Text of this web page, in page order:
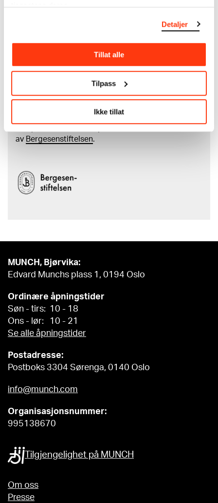
tjenestene deres.
Detaljer
Tillat alle
Tilpass
Ikke tillat
Les mer om arbeidet med å digitalisere Munchs
av Bergesenstiftelsen.
MUNCH, Bjørvika:
Edvard Munchs plass 1, 0194 Oslo
Ordinære åpningstider
Søn - tirs: 10 - 18
Ons - lør: 10 - 21
Se alle åpningstider
Postadresse:
Postboks 3304 Sørenga, 0140 Oslo
info@munch.com
Organisasjonsnummer:
995138670
Tilgjengelighet på MUNCH
Om oss
Presse